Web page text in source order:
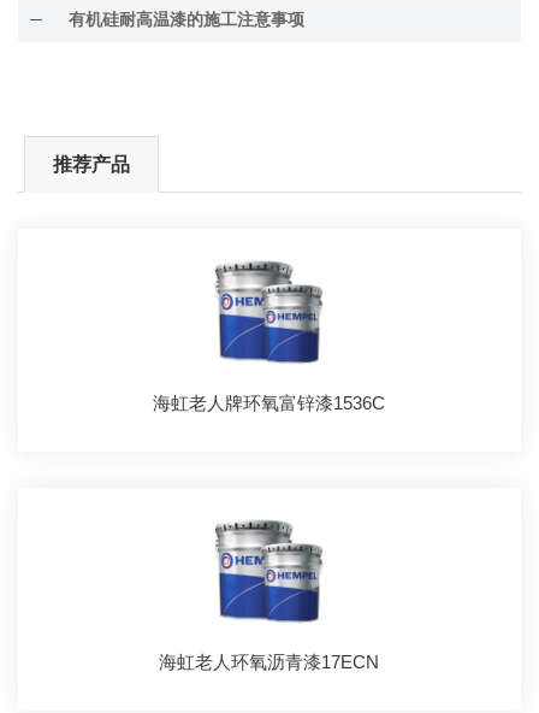
有机硅耐高温漆的施工注意事项
推荐产品
海虹老人牌环氧富锌漆1536C
海虹老人环氧沥青漆17ECN